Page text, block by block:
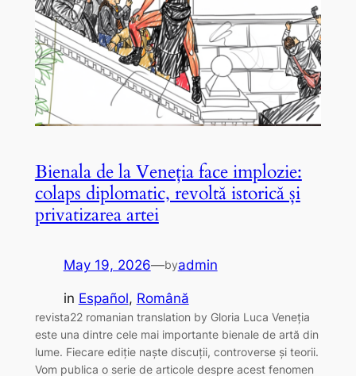
Bienala de la Veneția face implozie:
colaps diplomatic, revoltă istorică și
privatizarea artei
May 19, 2026—byadmin
in Español, Română
revista22 romanian translation by Gloria Luca Veneția
este una dintre cele mai importante bienale de artă din
lume. Fiecare ediție naște discuții, controverse și teorii.
Vom publica o serie de articole despre acest fenomen